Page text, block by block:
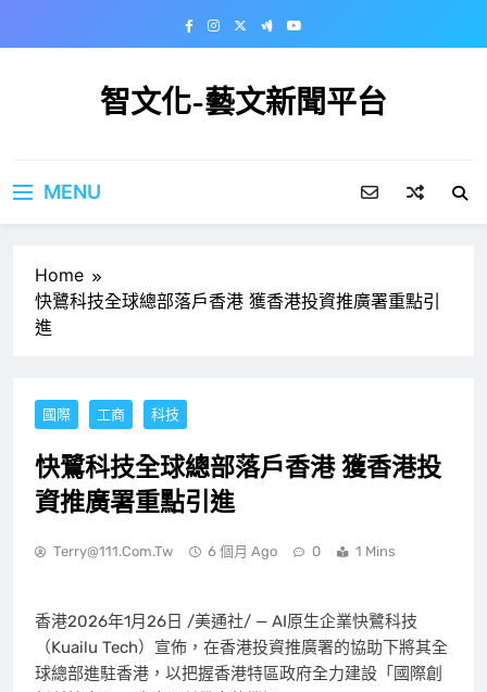
智文化-藝文新聞平台
MENU
Home
快鷺科技全球總部落戶香港 獲香港投資推廣署重點引
進
國際 工商 科技
快鷺科技全球總部落戶香港 獲香港投
資推廣署重點引進
Terry@111.com.tw 6 個月 Ago 0 1 Mins
香港2026年1月26日 /美通社/ — AI原生企業快鷺科技
（Kuailu Tech）宣佈，在香港投資推廣署的協助下將其全
球總部進駐香港，以把握香港特區政府全力建設「國際創